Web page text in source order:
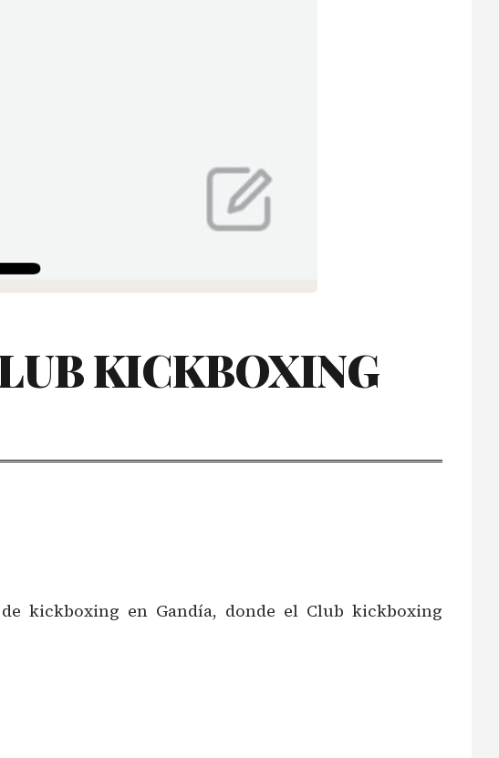
KICKBOXING
kickboxing en Gandía, donde el Club kickboxing